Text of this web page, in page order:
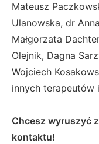
Mateusz
Ulanowska, dr
Małgorzata
Olejnik, Dagna
Wojciech
innych terapeutów
Chcesz wyruszyć
kontaktu!